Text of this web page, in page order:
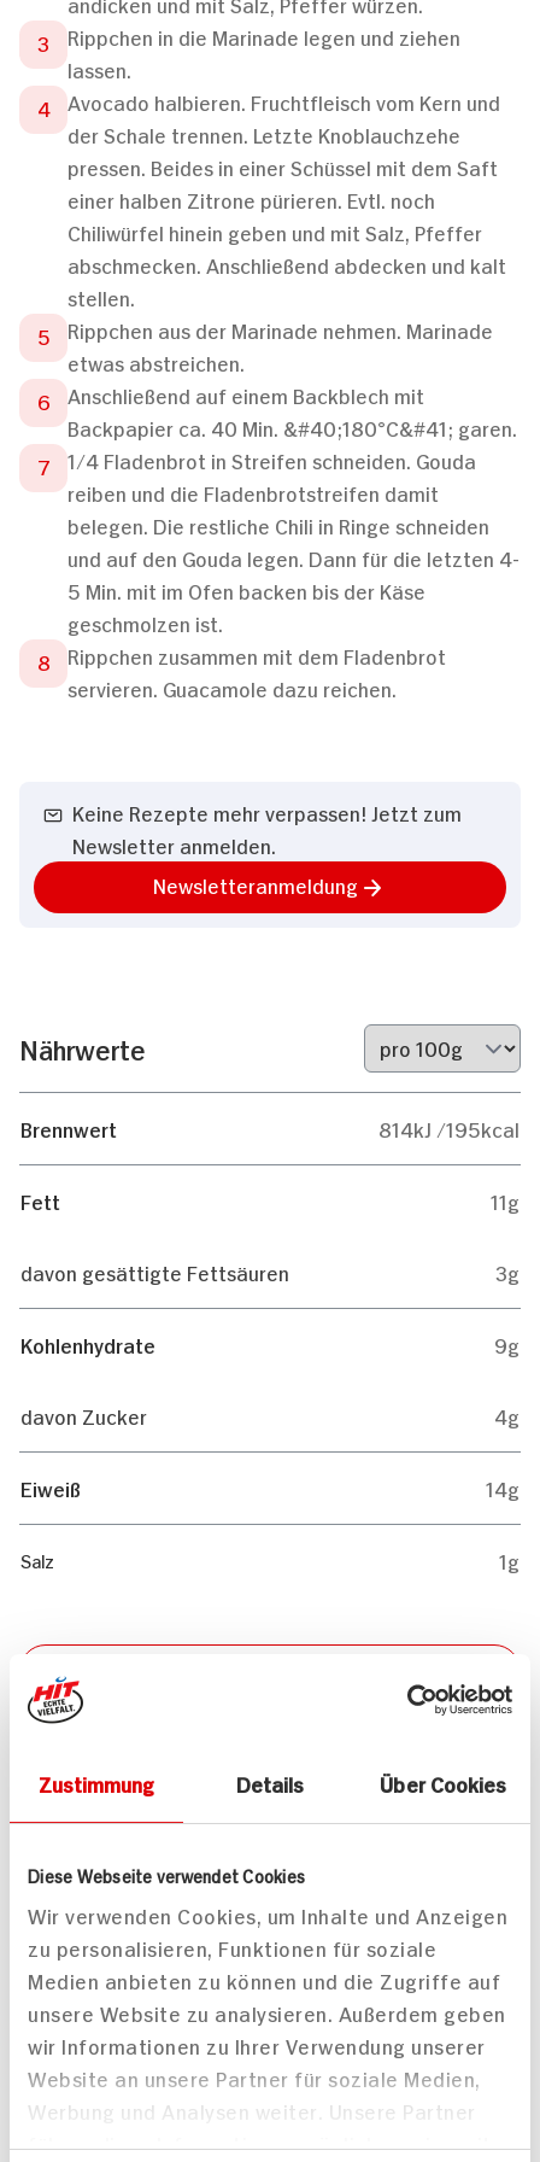
Zustimmung Details Über Cookies
Diese Webseite verwendet Cookies
Wir verwenden Cookies, um Inhalte und Anzeigen
zu personalisieren, Funktionen für soziale
Medien anbieten zu können und die Zugriffe auf
unsere Website zu analysieren. Außerdem geben
wir Informationen zu Ihrer Verwendung unserer
Website an unsere Partner für soziale Medien,
Werbung und Analysen weiter. Unsere Partner
führen diese Informationen möglicherweise mit
Rippchen in die Marinade legen und ziehen
lassen.
Avocado halbieren. Fruchtfleisch vom Kern und
der Schale trennen. Letzte Knoblauchzehe
pressen. Beides in einer Schüssel mit dem Saft
einer halben Zitrone pürieren. Evtl. noch
Chiliwürfel hinein geben und mit Salz, Pfeffer
abschmecken. Anschließend abdecken und kalt
stellen.
Rippchen aus der Marinade nehmen. Marinade
etwas abstreichen.
Anschließend auf einem Backblech mit
Backpapier ca. 40 Min. &#40;180°C&#41; garen.
1/4 Fladenbrot in Streifen schneiden. Gouda
reiben und die Fladenbrotstreifen damit
belegen. Die restliche Chili in Ringe schneiden
und auf den Gouda legen. Dann für die letzten 4-
5 Min. mit im Ofen backen bis der Käse
geschmolzen ist.
Rippchen zusammen mit dem Fladenbrot
servieren. Guacamole dazu reichen.
Keine Rezepte mehr verpassen! Jetzt zum
Newsletter anmelden.
Newsletteranmeldung
Nährwerte
Brennwert 814kJ /195kcal
Fett 11g
davon gesättigte Fettsäuren 3g
Kohlenhydrate 9g
davon Zucker 4g
Eiweiß 14g
Salz 1g
Drucken
Passende Artikel zum Rezept Mehr
Mild